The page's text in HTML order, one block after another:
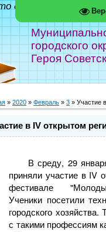
городского
Героя
дело - школа!"
» 2020 » Февраль » 3 » Участие
в IV открытом
В среду, 29
приняли участие в IV
фестивале
Ученики посетили
городского
с такими профессиям